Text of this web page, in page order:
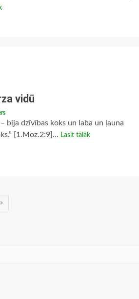
vidū
bija dzīvības koks un laba un ļauna
[1.Moz.2:9]... Lasīt tālāk
»